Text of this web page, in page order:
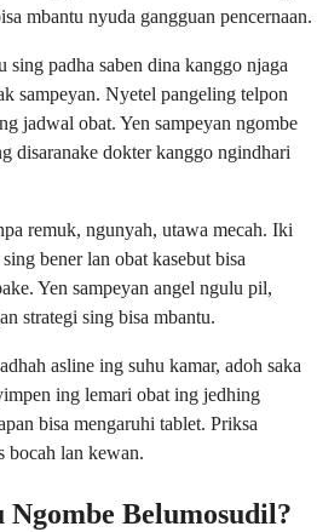
mbantu nyuda gangguan pencernaan.
padha saben dina kanggo njaga
sampeyan. Nyetel pangeling telpon
jadwal obat. Yen sampeyan ngombe
disaranake dokter kanggo ngindhari
remuk, ngunyah, utawa mecah. Iki
bener lan obat kasebut bisa
Yen sampeyan angel ngulu pil,
strategi sing bisa mbantu.
asline ing suhu kamar, adoh saka
ing lemari obat ing jedhing
bisa mengaruhi tablet. Priksa
bocah lan kewan.
Ngombe Belumosudil?